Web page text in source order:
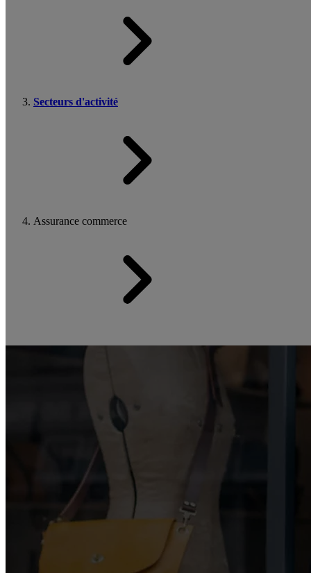
Secteurs d'activité
Assurance commerce